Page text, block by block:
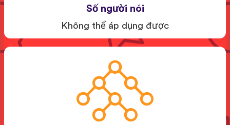
Số người nói
Không thể áp dụng được